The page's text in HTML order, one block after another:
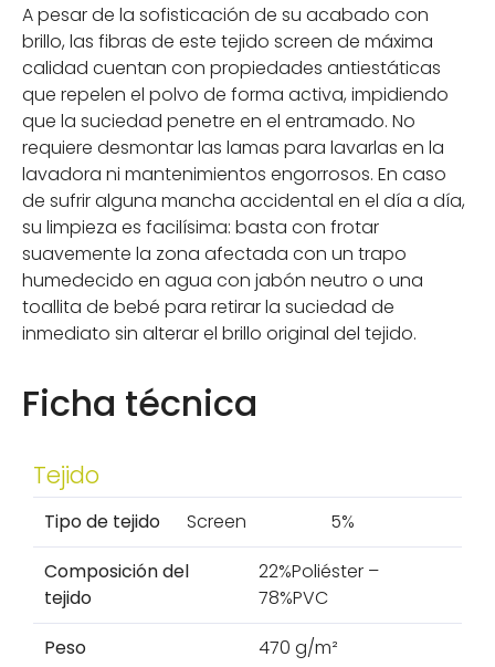
A pesar de la sofisticación de su acabado con
brillo, las fibras de este tejido screen de máxima
calidad cuentan con propiedades antiestáticas
que repelen el polvo de forma activa, impidiendo
que la suciedad penetre en el entramado. No
requiere desmontar las lamas para lavarlas en la
lavadora ni mantenimientos engorrosos. En caso
de sufrir alguna mancha accidental en el día a día,
su limpieza es facilísima: basta con frotar
suavemente la zona afectada con un trapo
humedecido en agua con jabón neutro o una
toallita de bebé para retirar la suciedad de
inmediato sin alterar el brillo original del tejido.
Ficha técnica
Tejido
Tipo de tejido Screen
5%
Composición del
tejido
22%Poliéster –
78%PVC
Peso
470 g/m²